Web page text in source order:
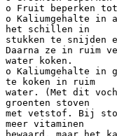
o Fruit beperken
o Kaliumgehalte in
het schillen in
stukken te snijden
Daarna ze in ruim
water koken.
o Kaliumgehalte in
te koken in ruim
water. (Met dit
groenten stoven
met vetstof. Bij
meer vitaminen